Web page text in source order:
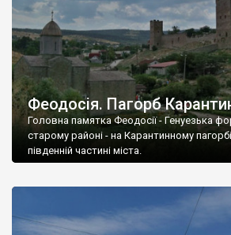
Феодосія. Пагорб
Головна памятка Феодосії - Генуезька
старому районі - на Карантинному
південній частині міста.